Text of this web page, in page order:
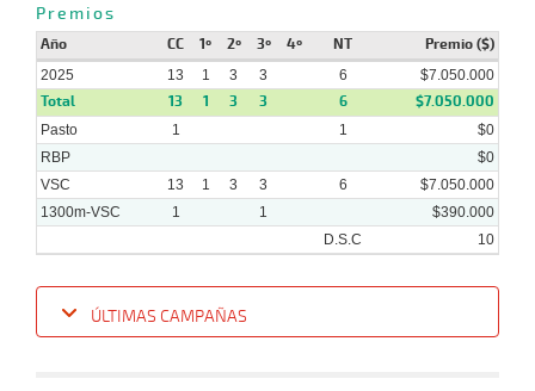
Premios
Año CC 1º 2º 3º 4º NT Premio ($)
2025 13 1 3 3 6 $7.050.000
Total 13 1 3 3 6 $7.050.000
Pasto 1 1
$0
RBP
$0
VSC
13 1 3 3 6
$7.050.000
1300m-VSC
1 1
$390.000
D.S.C
10
ÚLTIMAS CAMPAÑAS